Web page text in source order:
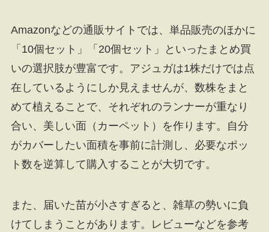
Amazonなどの通販サイトでは、単品販売のほかに
「10個セット」「20個セット」といったまとめ買
いの選択肢が豊富です。アジュガは1株だけでは点
在しているようにしか見えませんが、数株をまと
めて植えることで、それぞれのランナーが重なり
合い、美しい面（カーペット）を作ります。自分
がカバーしたい面積を事前に計測し、必要なポッ
ト数を逆算して購入することが大切です。
また、届いた苗が小さすぎると、雑草の勢いに負
けてしまうことがあります。レビューなどを参考